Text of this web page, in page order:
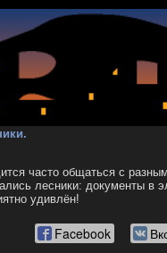
часто общаться с
лесники: документы в
удивлён!
Facebook